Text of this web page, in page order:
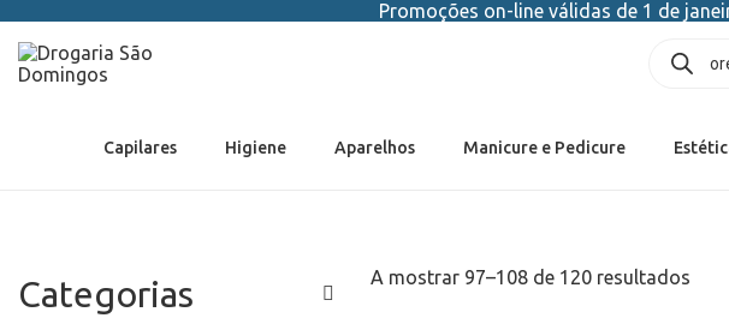
Promoções on-line válidas de 1 de
Capilares Higiene Aparelhos Manicure e Pedicure
A mostrar 97–108de 120 resultados
Categorias